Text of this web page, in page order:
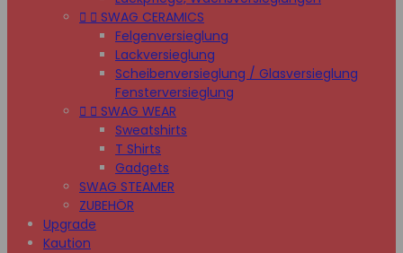
  SWAG CERAMICS
Felgenversieglung
Lackversieglung
Scheibenversieglung / Glasversieglung
Fensterversieglung
  SWAG WEAR
Sweatshirts
T Shirts
Gadgets
SWAG STEAMER
ZUBEHÖR
Upgrade
Kaution